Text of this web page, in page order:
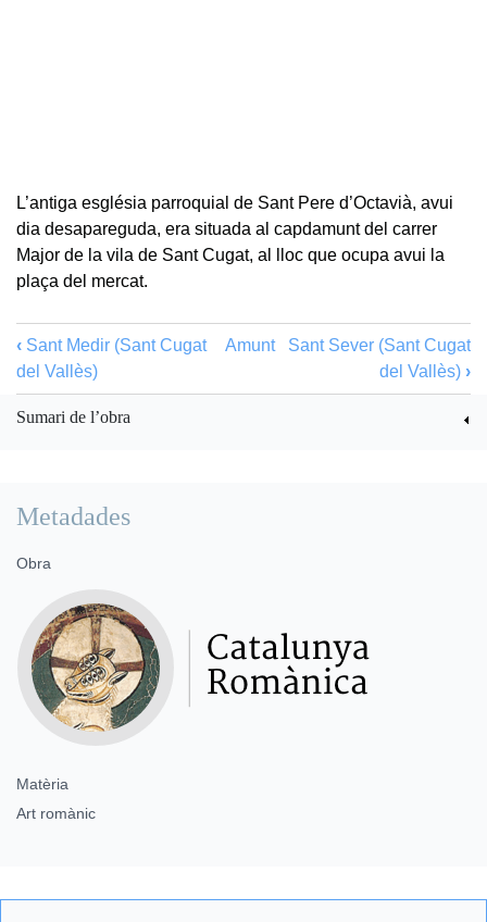
L’antiga església parroquial de Sant Pere d’Octavià, avui
dia desapareguda, era situada al capdamunt del carrer
Major de la vila de Sant Cugat, al lloc que ocupa avui la
plaça del mercat.
‹ Sant Medir (Sant Cugat
del Vallès)
Amunt
Sant Sever (Sant Cugat
del Vallès) ›
Sumari de l’obra
Metadades
Obra
Matèria
Art romànic